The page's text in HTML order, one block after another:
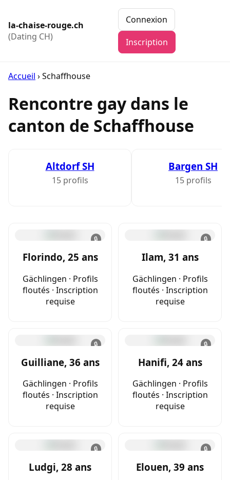
la-chaise-rouge.ch
(Dating CH)
Connexion
Inscription
Accueil ›Schaffhouse
Rencontre gay dans le
canton de Schaffhouse
Altdorf SH
15 profils
Bargen SH
15 profils
🔒
Florindo, 25 ans
Gächlingen · Profils
floutés · Inscription
requise
🔒
Ilam, 31 ans
Gächlingen · Profils
floutés · Inscription
requise
🔒
Guilliane, 36 ans
Gächlingen · Profils
floutés · Inscription
requise
🔒
Hanifi, 24 ans
Gächlingen · Profils
floutés · Inscription
requise
🔒
Ludgi, 28 ans
🔒
Elouen, 39 ans